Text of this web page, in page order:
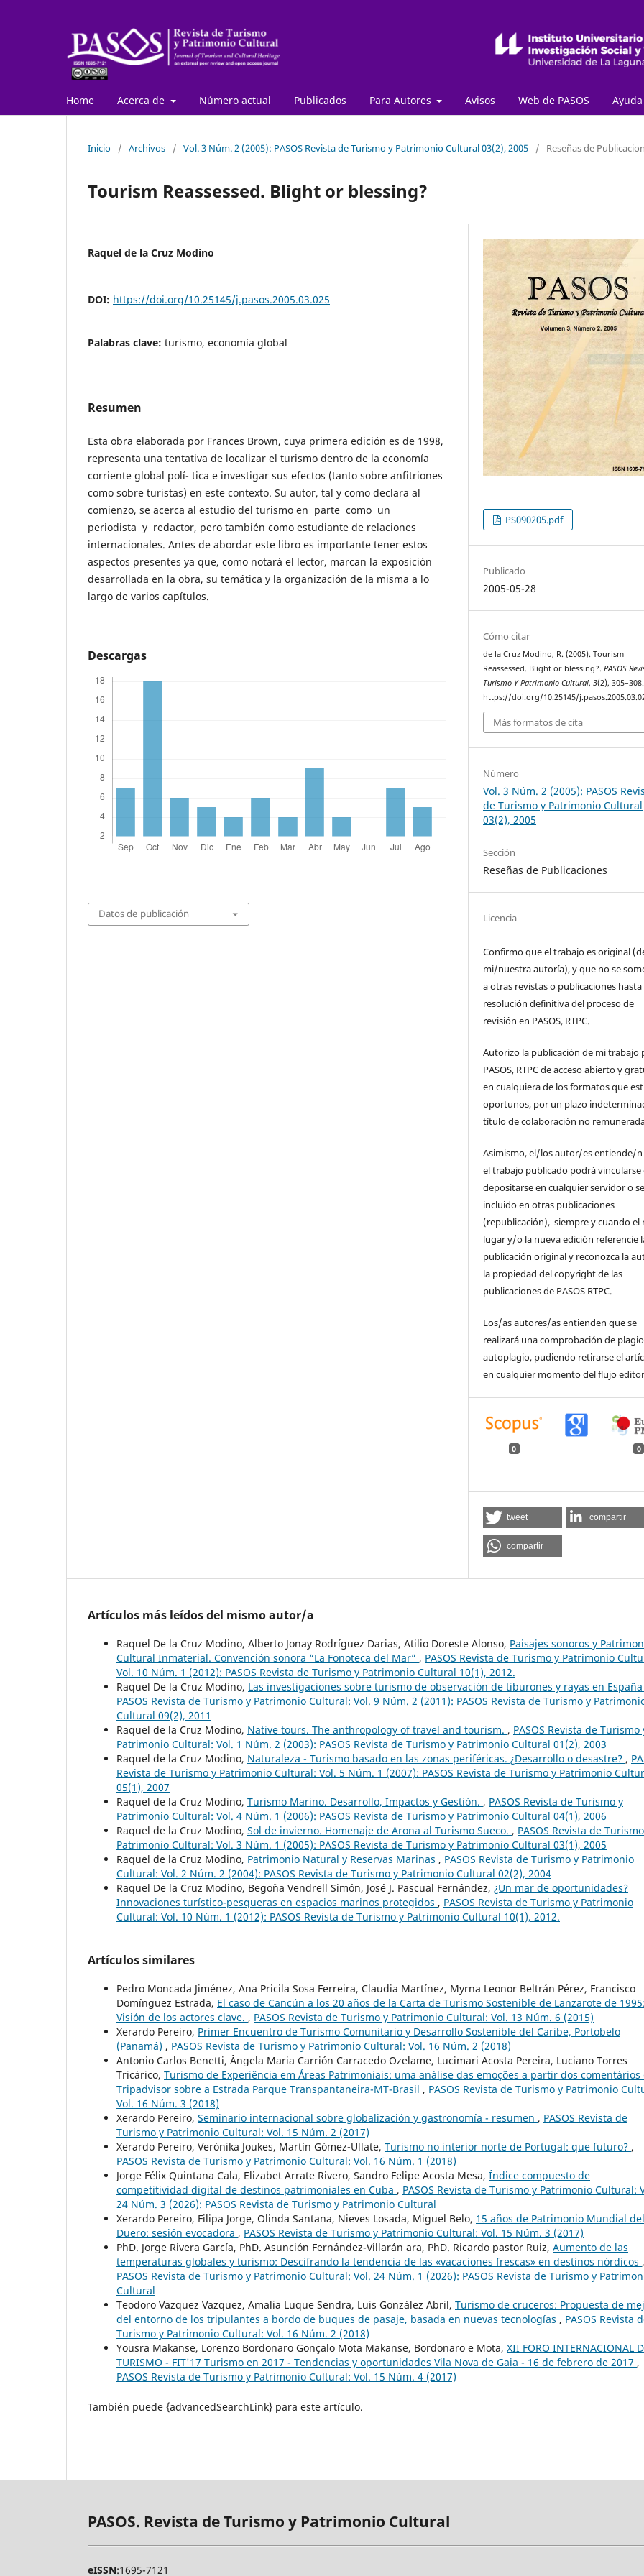
Home Acerca de Número actual Publicados Para Autores Avisos Web de PASOS Ayuda
Inicio / Archivos / Vol. 3 Núm. 2 (2005): PASOS Revista de Turismo y Patrimonio Cultural 03(2), 2005 / Reseñas de
Tourism Reassessed. Blight or blessing?
Raquel de la Cruz Modino
DOI: https://doi.org/10.25145/j.pasos.2005.03.025
Palabras clave: turismo, economía global
Resumen
Esta obra elaborada por Frances Brown, cuya primera edición es de 1998,
representa una tentativa de localizar el turismo dentro de la economía
corriente global polí- tica e investigar sus efectos (tanto sobre anfitriones
como sobre turistas) en este contexto. Su autor, tal y como declara al
comienzo, se acerca al estudio del turismo en parte como un
periodista y redactor, pero también como estudiante de relaciones
internacionales. Antes de abordar este libro es importante tener estos
aspectos presentes ya que, como notará el lector, marcan la exposición
desarrollada en la obra, su temática y la organización de la misma a lo
largo de varios capítulos.
Descargas
Datos de publicación
PS090205.pdf
Publicado
2005-05-28
Cómo citar
de la Cruz Modino, R. (2005). Tourism
Reassessed. Blight or blessing?.PASOS
Turismo Y Patrimonio Cultural,3(2), 305–308.
https://doi.org/10.25145/
Más formatos de cita
Número
Vol. 3 Núm. 2 (2005): PASOS
de Turismo y Patrimonio Cultural
03(2), 2005
Sección
Reseñas de Publicaciones
Licencia
Confirmo que el trabajo es original
mi/nuestra autoría), y que no se
a otras revistas o publicaciones hasta
resolución definitiva del proceso de
revisión en PASOS, RTPC.
Autorizo la publicación de mi trabajo
PASOS, RTPC de acceso abierto y
en cualquiera de los formatos que
oportunos, por un plazo
título de colaboración no
Asimismo, el/los autor/es entiende/
el trabajo publicado podrá vincularse
depositarse en cualquier servidor o
incluido en otras publicaciones
(republicación), siempre y cuando el
lugar y/o la nueva edición referencie
publicación original y reconozca la
la propiedad del copyright de las
publicaciones de PASOS RTPC.
Los/as autores/as entienden que se
realizará una comprobación de
autoplagio, pudiendo retirarse el
en cualquier momento del flujo
0 0
tweet compartir
compartir
Artículos más leídos del mismo autor/a
Raquel De la Cruz Modino, Alberto Jonay Rodríguez Darias, Atilio Doreste Alonso, Paisajes sonoros y
Cultural Inmaterial. Convención sonora “La Fonoteca del Mar” , PASOS Revista de Turismo y Patrimonio
Vol. 10 Núm. 1 (2012): PASOS Revista de Turismo y Patrimonio Cultural 10(1), 2012.
Raquel De la Cruz Modino, Las investigaciones sobre turismo de observación de tiburones y rayas en España
PASOS Revista de Turismo y Patrimonio Cultural: Vol. 9 Núm. 2 (2011): PASOS Revista de Turismo y
Cultural 09(2), 2011
Raquel de la Cruz Modino, Native tours. The anthropology of travel and tourism. , PASOS Revista de Turismo
Patrimonio Cultural: Vol. 1 Núm. 2 (2003): PASOS Revista de Turismo y Patrimonio Cultural 01(2), 2003
Raquel de la Cruz Modino, Naturaleza - Turismo basado en las zonas periféricas. ¿Desarrollo o desastre? ,
Revista de Turismo y Patrimonio Cultural: Vol. 5 Núm. 1 (2007): PASOS Revista de Turismo y Patrimonio
05(1), 2007
Raquel de la Cruz Modino, Turismo Marino. Desarrollo, Impactos y Gestión. , PASOS Revista de Turismo y
Patrimonio Cultural: Vol. 4 Núm. 1 (2006): PASOS Revista de Turismo y Patrimonio Cultural 04(1), 2006
Raquel de la Cruz Modino, Sol de invierno. Homenaje de Arona al Turismo Sueco. , PASOS Revista de
Patrimonio Cultural: Vol. 3 Núm. 1 (2005): PASOS Revista de Turismo y Patrimonio Cultural 03(1), 2005
Raquel de la Cruz Modino, Patrimonio Natural y Reservas Marinas , PASOS Revista de Turismo y Patrimonio
Cultural: Vol. 2 Núm. 2 (2004): PASOS Revista de Turismo y Patrimonio Cultural 02(2), 2004
Raquel De la Cruz Modino, Begoña Vendrell Simón, José J. Pascual Fernández, ¿Un mar de oportunidades?
Innovaciones turístico-pesqueras en espacios marinos protegidos , PASOS Revista de Turismo y Patrimonio
Cultural: Vol. 10 Núm. 1 (2012): PASOS Revista de Turismo y Patrimonio Cultural 10(1), 2012.
Artículos similares
Pedro Moncada Jiménez, Ana Pricila Sosa Ferreira, Claudia Martínez, Myrna Leonor Beltrán Pérez, Francisco
Domínguez Estrada, El caso de Cancún a los 20 años de la Carta de Turismo Sostenible de Lanzarote de 1995:
Visión de los actores clave. , PASOS Revista de Turismo y Patrimonio Cultural: Vol. 13 Núm. 6 (2015)
Xerardo Pereiro, Primer Encuentro de Turismo Comunitario y Desarrollo Sostenible del Caribe, Portobelo
(Panamá) , PASOS Revista de Turismo y Patrimonio Cultural: Vol. 16 Núm. 2 (2018)
Antonio Carlos Benetti, Ângela Maria Carrión Carracedo Ozelame, Lucimari Acosta Pereira, Luciano Torres
Tricárico, Turismo de Experiência em Áreas Patrimoniais: uma análise das emoções a partir dos comentários
Tripadvisor sobre a Estrada Parque Transpantaneira-MT-Brasil , PASOS Revista de Turismo y Patrimonio
Vol. 16 Núm. 3 (2018)
Xerardo Pereiro, Seminario internacional sobre globalización y gastronomía - resumen , PASOS Revista de
Turismo y Patrimonio Cultural: Vol. 15 Núm. 2 (2017)
Xerardo Pereiro, Verónika Joukes, Martín Gómez-Ullate, Turismo no interior norte de Portugal: que futuro? ,
PASOS Revista de Turismo y Patrimonio Cultural: Vol. 16 Núm. 1 (2018)
Jorge Félix Quintana Cala, Elizabet Arrate Rivero, Sandro Felipe Acosta Mesa, Índice compuesto de
competitividad digital de destinos patrimoniales en Cuba , PASOS Revista de Turismo y Patrimonio Cultural:
24 Núm. 3 (2026): PASOS Revista de Turismo y Patrimonio Cultural
Xerardo Pereiro, Filipa Jorge, Olinda Santana, Nieves Losada, Miguel Belo, 15 años de Patrimonio Mundial del
Duero: sesión evocadora , PASOS Revista de Turismo y Patrimonio Cultural: Vol. 15 Núm. 3 (2017)
PhD. Jorge Rivera García, PhD. Asunción Fernández-Villarán ara, PhD. Ricardo pastor Ruiz, Aumento de las
temperaturas globales y turismo: Descifrando la tendencia de las «vacaciones frescas» en destinos nórdicos ,
PASOS Revista de Turismo y Patrimonio Cultural: Vol. 24 Núm. 1 (2026): PASOS Revista de Turismo y
Cultural
Teodoro Vazquez Vazquez, Amalia Luque Sendra, Luis González Abril, Turismo de cruceros: Propuesta de
del entorno de los tripulantes a bordo de buques de pasaje, basada en nuevas tecnologías , PASOS Revista
Turismo y Patrimonio Cultural: Vol. 16 Núm. 2 (2018)
Yousra Makanse, Lorenzo Bordonaro Gonçalo Mota Makanse, Bordonaro e Mota, XII FORO INTERNACIONAL
TURISMO - FIT'17 Turismo en 2017 - Tendencias y oportunidades Vila Nova de Gaia - 16 de febrero de 2017 ,
PASOS Revista de Turismo y Patrimonio Cultural: Vol. 15 Núm. 4 (2017)
También puede {advancedSearchLink} para este artículo.
PASOS. Revista de Turismo y Patrimonio Cultural
eISSN:1695-7121